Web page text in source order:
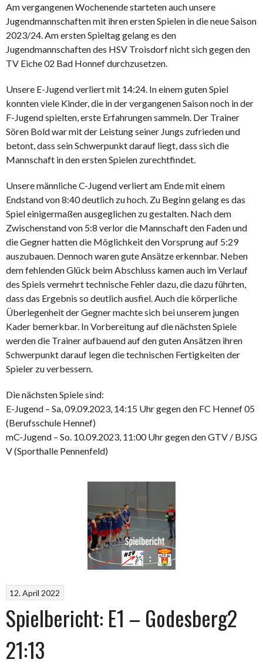
Am vergangenen Wochenende starteten auch unsere
Jugendmannschaften mit ihren ersten Spielen in die neue Saison
2023/24. Am ersten Spieltag gelang es den
Jugendmannschaften des HSV Troisdorf nicht sich gegen den
TV Eiche 02 Bad Honnef durchzusetzen.
Unsere E-Jugend verliert mit 14:24. In einem guten Spiel
konnten viele Kinder, die in der vergangenen Saison noch in der
F-Jugend spielten, erste Erfahrungen sammeln. Der Trainer
Sören Bold war mit der Leistung seiner Jungs zufrieden und
betont, dass sein Schwerpunkt darauf liegt, dass sich die
Mannschaft in den ersten Spielen zurechtfindet.
Unsere männliche C-Jugend verliert am Ende mit einem
Endstand von 8:40 deutlich zu hoch. Zu Beginn gelang es das
Spiel einigermaßen ausgeglichen zu gestalten. Nach dem
Zwischenstand von 5:8 verlor die Mannschaft den Faden und
die Gegner hatten die Möglichkeit den Vorsprung auf 5:29
auszubauen. Dennoch waren gute Ansätze erkennbar. Neben
dem fehlenden Glück beim Abschluss kamen auch im Verlauf
des Spiels vermehrt technische Fehler dazu, die dazu führten,
dass das Ergebnis so deutlich ausfiel. Auch die körperliche
Überlegenheit der Gegner machte sich bei unserem jungen
Kader bemerkbar. In Vorbereitung auf die nächsten Spiele
werden die Trainer aufbauend auf den guten Ansätzen ihren
Schwerpunkt darauf legen die technischen Fertigkeiten der
Spieler zu verbessern.
Die nächsten Spiele sind:
E-Jugend – Sa, 09.09.2023, 14:15 Uhr gegen den FC Hennef 05
(Berufsschule Hennef)
mC-Jugend – So. 10.09.2023, 11:00 Uhr gegen den GTV / BJSG
V (Sporthalle Pennenfeld)
12. April 2022
Spielbericht: E1 – Godesberg2
21:13